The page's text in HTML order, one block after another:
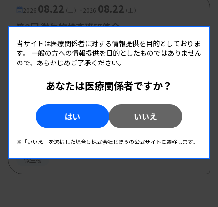
2026. 08.22（土） -2026. 08.22（土）
第2回 微生物検査班研修会
主催 :和歌山県臨床検査技師会
開催場所 : 和歌山県 | WEB
微生物
08.22（土）-2026.08.22（土）
2026年度第1回北信支部学習会
開催場所 : 長野県
微生物
当サイトは医療関係者に対する情報提供を目的としておりま
す。 一般の方への情報提供を目的としたものではありません
ので、あらかじめご了承ください。
あなたは医療関係者ですか？
はい いいえ
※「いいえ」を選択した場合は株式会社じほうの公式サイトに遷移します。